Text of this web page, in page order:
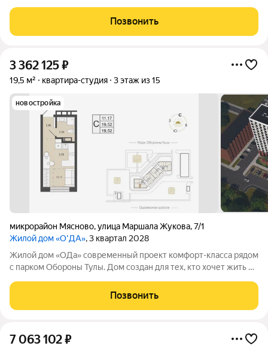
квартира. Общая площадь квартиры 45.1 кв. м., жилая площадь
33,4 кв. м., площадь
Позвонить
3 362 125₽
19,5 м² квартира-студия 3 этаж из 15
новостройка
микрорайон Мясново,улица Маршала Жукова,7/1
Жилой дом «О'ДА», 3 квартал 2028
Жилой дом «ОДа» современный проект комфорт-класса рядом
с парком Обороны Тулы. Дом создан для тех, кто хочет жить в
преимущество Дом
Позвонить
7 063 102₽